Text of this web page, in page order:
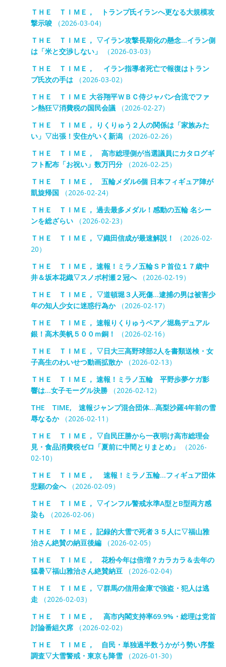
ＴＨＥ ＴＩＭＥ， トランプ氏イランへ更なる大規模攻
撃示唆（2026-03-04）
ＴＨＥ ＴＩＭＥ， ▽イラン攻撃長期化の懸念…イラン側
は「米と交渉しない」
（2026-03-03）
ＴＨＥ ＴＩＭＥ， イラン指導者死亡で報復はトラン
プ氏次の手は（2026-03-02）
ＴＨＥ ＴＩＭＥ 大谷翔平ＷＢＣ侍ジャパン合流でファ
ン熱狂▽消費税の国民会議（2026-02-27）
ＴＨＥ ＴＩＭＥ， りくりゅう２人の関係は「家族みた
い」▽出張！安住がいく新潟（2026-02-26）
ＴＨＥ ＴＩＭＥ， 高市総理側が当選議員にカタログギ
フト配布「お祝い」数万円分（2026-02-25）
ＴＨＥ ＴＩＭＥ， 五輪メダル6個 日本フィギュア陣が
凱旋帰国（2026-02-24）
ＴＨＥ ＴＩＭＥ， 過去最多メダル！感動の五輪 名シー
ンを総ざらい（2026-02-23）
ＴＨＥ ＴＩＭＥ， ▽織田信成が最速解説！
（2026-02-
20）
ＴＨＥ ＴＩＭＥ， 速報！ミラノ五輪ＳＰ首位１７歳中
井＆坂本花織▽スノボ村瀬２冠へ（2026-02-19）
ＴＨＥ ＴＩＭＥ， ▽道頓堀３人死傷…逮捕の男は被害少
年の知人少女に迷惑行為か（2026-02-17）
ＴＨＥ ＴＩＭＥ， 速報りくりゅうペア／堀島デュアル
銀！高木美帆５００ｍ銅！
（2026-02-16）
ＴＨＥ ＴＩＭＥ， ▽日大三高野球部2人を書類送検・女
子高生のわいせつ動画拡散か（2026-02-13）
ＴＨＥ ＴＩＭＥ， 速報！ミラノ五輪 平野歩夢ケガ影
響は…女子モーグル決勝（2026-02-12）
THE TIME, 速報ジャンプ混合団体…高梨沙羅4年前の雪
辱なるか（2026-02-11）
ＴＨＥ ＴＩＭＥ， ▽自民圧勝から一夜明け高市総理会
見・食品消費税ゼロ「夏前に中間とりまとめ」
（2026-
02-10）
ＴＨＥ ＴＩＭＥ， 速報！ミラノ五輪…フィギュア団体
悲願の金へ（2026-02-09）
ＴＨＥ ＴＩＭＥ， ▽インフル警戒水準A型とB型両方感
染も （2026-02-06）
ＴＨＥ ＴＩＭＥ， 記録的大雪で死者３５人に▽福山雅
治さん絶賛の納豆後編（2026-02-05）
ＴＨＥ ＴＩＭＥ， 花粉今年は倍増？カラカラ＆去年の
猛暑▽福山雅治さん絶賛納豆 （2026-02-04）
ＴＨＥ ＴＩＭＥ， ▽群馬の信用金庫で強盗・犯人は逃
走（2026-02-03）
ＴＨＥ ＴＩＭＥ， 高市内閣支持率69.9%・総理は党首
討論番組欠席（2026-02-02）
ＴＨＥ ＴＩＭＥ， 自民・単独過半数うかがう勢い序盤
調査▽大雪警戒・東京も降雪（2026-01-30）